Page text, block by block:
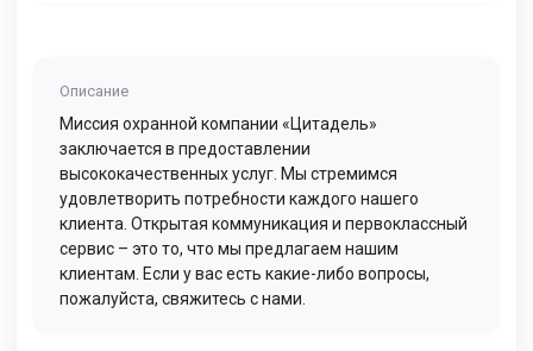
Описание
Миссия охранной компании «Цитадель»
заключается в предоставлении
высококачественных услуг. Мы стремимся
удовлетворить потребности каждого нашего
клиента. Открытая коммуникация и первоклассный
сервис – это то, что мы предлагаем нашим
клиентам. Если у вас есть какие-либо вопросы,
пожалуйста, свяжитесь с нами.